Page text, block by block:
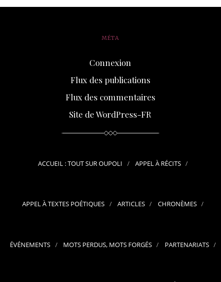
MÉTA
Connexion
Flux des publications
Flux des commentaires
Site de WordPress-FR
ACCUEIL : TOUT SUR OUPOLI APPEL À RÉCITS
APPEL À TEXTES POÉTIQUES ARTICLES CHRONÈMES
ÉVÉNEMENTS MOTS PERDUS, MOTS FORGÉS PARTENARIATS